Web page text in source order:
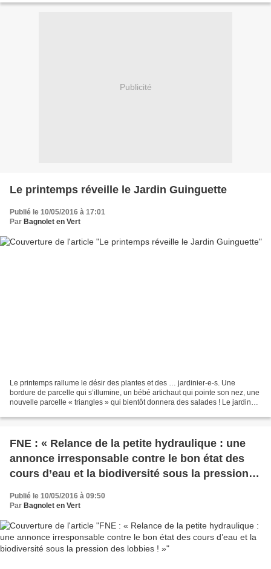
Publicité
Le printemps réveille le Jardin Guinguette
Publié le 10/05/2016 à 17:01
Par Bagnolet en Vert
Le printemps rallume le désir des plantes et des … jardinier-e-s. Une
bordure de parcelle qui s’illumine, un bébé artichaut qui pointe son nez, une
nouvelle parcelle « triangles » qui bientôt donnera des salades ! Le jardin
FNE : « Relance de la petite hydraulique : une
annonce irresponsable contre le bon état des
cours d’eau et la biodiversité sous la pression
des lobbies ! »
Publié le 10/05/2016 à 09:50
Par Bagnolet en Vert